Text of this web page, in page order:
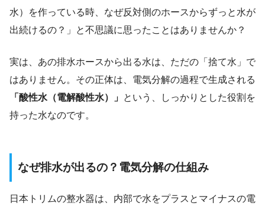
水）を作っている時、なぜ反対側のホースからずっと水が
出続けるの？」と不思議に思ったことはありませんか？
実は、あの排水ホースから出る水は、ただの「捨て水」で
はありません。その正体は、電気分解の過程で生成される
「酸性水（電解酸性水）」 という、しっかりとした役割を
持った水なのです。
なぜ排水が出るの？電気分解の仕組み
日本トリムの整水器は、内部で水をプラスとマイナスの電